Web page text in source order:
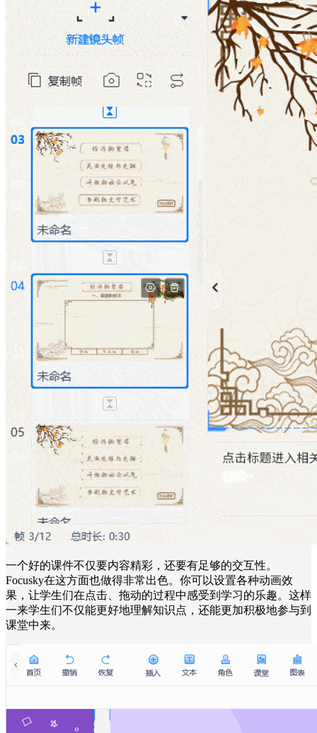
一个好的课件不仅要内容精彩，还要有足够的交互性。
Focusky在这方面也做得非常出色。你可以设置各种动画效
果，让学生们在点击、拖动的过程中感受到学习的乐趣。这样
一来学生们不仅能更好地理解知识点，还能更加积极地参与到
课堂中来。